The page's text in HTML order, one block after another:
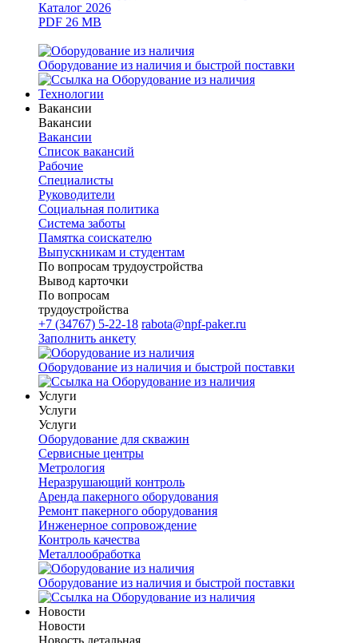
Каталог 2026
PDF 26 MB
Оборудование из наличия и быстрой поставки
Технологии
Вакансии
Вакансии
Вакансии
Список вакансий
Рабочие
Специалисты
Руководители
Cоциальная политика
Система заботы
Памятка соискателю
Выпускникам и студентам
По вопросам трудоустройства
Вывод карточки
По вопросам
трудоустройства
+7 (34767) 5-22-18 rabota@npf-paker.ru
Заполнить анкету
Оборудование из наличия и быстрой поставки
Услуги
Услуги
Услуги
Оборудование для скважин
Сервисные центры
Метрология
Неразрушающий контроль
Аренда пакерного оборудования
Ремонт пакерного оборудования
Инженерное сопровождение
Контроль качества
Металлообработка
Оборудование из наличия и быстрой поставки
Новости
Новости
Новость детальная